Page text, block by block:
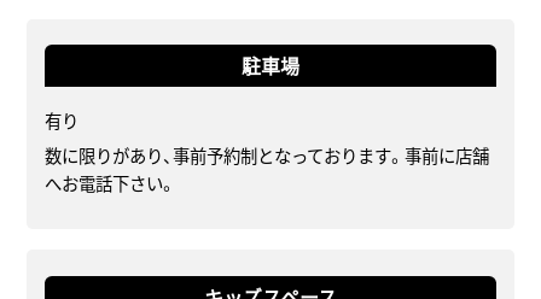
駐車場
有り
数に限りがあり、事前予約制となっております。事前に店舗
へお電話下さい。